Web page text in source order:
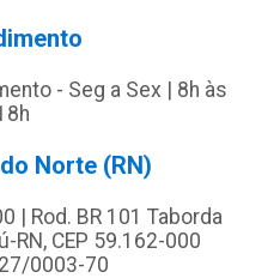
- Seg a Sex | 8h às
Norte (RN)
| Rod. BR 101 Taborda
RN, CEP 59.162-000
0003-70